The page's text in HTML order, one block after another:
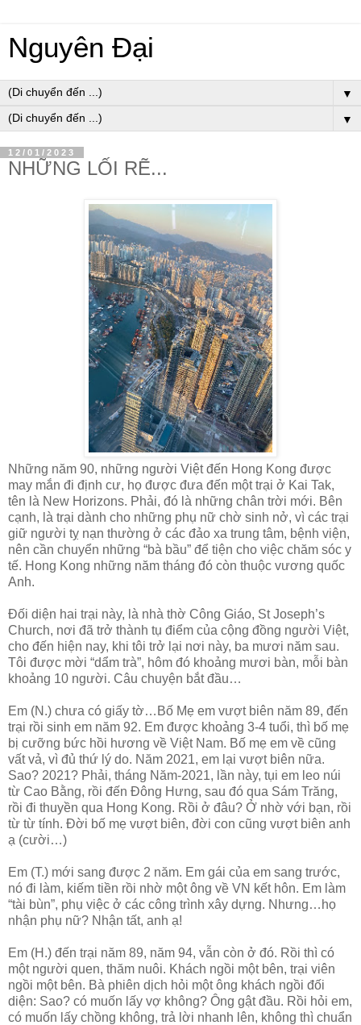
Nguyên Đại
▼
▼
12/01/2023
NHỮNG LỐI RẼ...
Những năm 90, những người Việt đến Hong Kong được
may mắn đi định cư, họ được đưa đến một trại ở Kai Tak,
tên là New Horizons. Phải, đó là những chân trời mới. Bên
cạnh, là trại dành cho những phụ nữ chờ sinh nở, vì các trại
giữ người tỵ nạn thường ở các đảo xa trung tâm, bệnh viện,
nên cần chuyển những “bà bầu” để tiện cho việc chăm sóc y
tế. Hong Kong những năm tháng đó còn thuộc vương quốc
Anh.
Đối diện hai trại này, là nhà thờ Công Giáo, St Joseph’s
Church, nơi đã trở thành tụ điểm của cộng đồng người Việt,
cho đến hiện nay, khi tôi trở lại nơi này, ba mươi năm sau.
Tôi được mời “dẩm trà”, hôm đó khoảng mươi bàn, mỗi bàn
khoảng 10 người. Câu chuyện bắt đầu…
Em (N.) chưa có giấy tờ…Bố Mẹ em vượt biên năm 89, đến
trại rồi sinh em năm 92. Em được khoảng 3-4 tuổi, thì bố mẹ
bị cưỡng bức hồi hương về Việt Nam. Bố mẹ em về cũng
vất vả, vì đủ thứ lý do. Năm 2021, em lại vượt biên nữa.
Sao? 2021? Phải, tháng Năm-2021, lần này, tụi em leo núi
từ Cao Bằng, rồi đến Đông Hưng, sau đó qua Sám Trăng,
rồi đi thuyền qua Hong Kong. Rồi ở đâu? Ở nhờ với bạn, rồi
từ từ tính. Đời bố mẹ vượt biên, đời con cũng vượt biên anh
ạ (cười…)
Em (T.) mới sang được 2 năm. Em gái của em sang trước,
nó đi làm, kiếm tiền rồi nhờ một ông về VN kết hôn. Em làm
“tài bùn”, phụ việc ở các công trình xây dựng. Nhưng…họ
nhận phụ nữ? Nhận tất, anh ạ!
Em (H.) đến trại năm 89, năm 94, vẫn còn ở đó. Rồi thì có
một người quen, thăm nuôi. Khách ngồi một bên, trại viên
ngồi một bên. Bà phiên dịch hỏi một ông khách ngồi đối
diện: Sao? có muốn lấy vợ không? Ông gật đầu. Rồi hỏi em,
có muốn lấy chồng không, trả lời nhanh lên, không thì chuẩn